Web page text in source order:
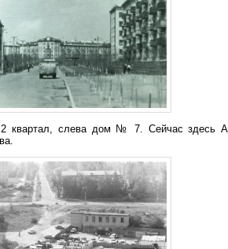
2 квартал, слева дом № 7. Сейчас здесь